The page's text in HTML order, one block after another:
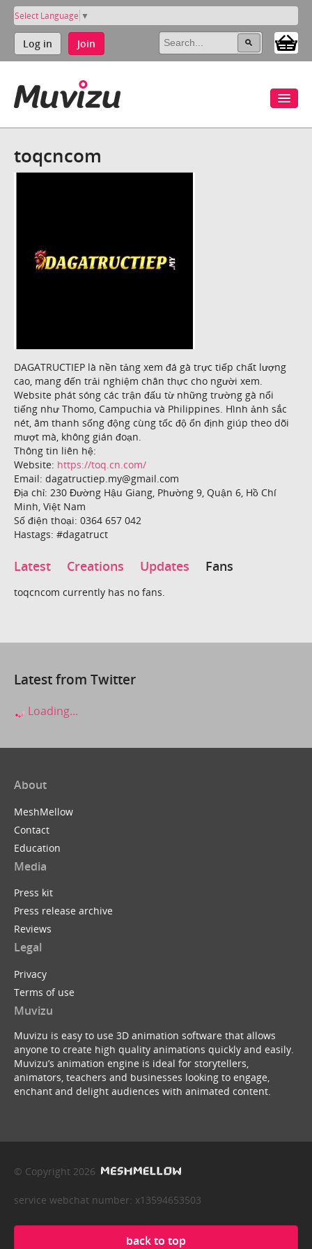
Select Language ▼
Log in Join
toqcncom
DAGATRUCTIEP là nền tảng xem đá gà trực tiếp chất lượng
cao, mang đến trải nghiệm chân thực cho người xem.
Website phát sóng các trận đấu từ những trường gà nổi
tiếng như Thomo, Campuchia và Philippines. Hình ảnh sắc
nét, âm thanh sống động cùng tốc độ ổn định giúp theo dõi
mượt mà, không gián đoạn.
Thông tin liên hệ:
Website: https://toq.cn.com/
Email: dagatructiep.my@gmail.com
Địa chỉ: 230 Đường Hậu Giang, Phường 9, Quận 6, Hồ Chí
Minh, Việt Nam
Số điện thoại: 0364 657 042
Hastags: #dagatruct
Latest Creations Updates Fans
toqcncom currently has no fans.
Latest from Twitter
Loading...
About
MeshMellow
Contact
Education
Media
Press kit
Press release archive
Reviews
Legal
Privacy
Terms of use
Muvizu
Muvizu is easy to use 3D animation software that allows
anyone to create high quality animations quickly and easily.
Muvizu’s animation engine is ideal for storytellers,
animators, teachers and businesses looking to engage,
enchant and delight audiences with animated content.
© Copyright 2026
service webchat number: x13594653503
back to top